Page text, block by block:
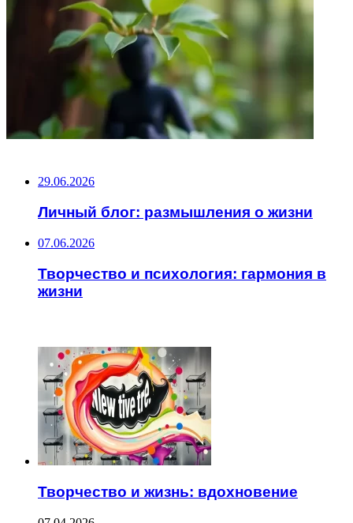
29.06.2026
Личный блог: размышления о жизни
07.06.2026
Творчество и психология: гармония в
жизни
Творчество и жизнь: вдохновение